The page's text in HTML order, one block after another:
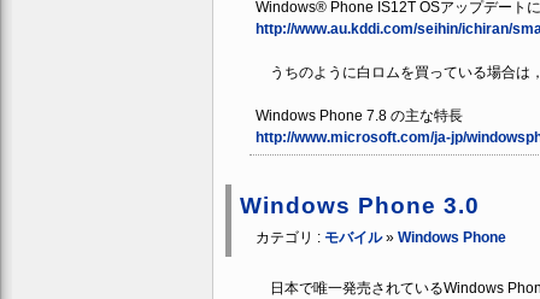
Windows® Phone IS12T OSアップデート
http://www.au.kddi.com/seihin/ichiran/
うちのように白ロムを買っている場合は
Windows Phone 7.8 の主な特長
http://www.microsoft.com/ja-jp/
Windows Phone 3.0
カテゴリ : モバイル» Windows Phone
日本で唯一発売されているWindows